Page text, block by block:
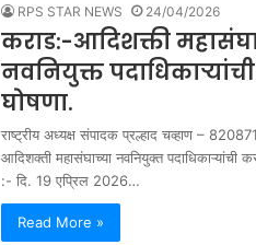
RPS STAR NEWS 24/04/2026
कराड:-आदिशक्ती
नवनियुक्त
घोषणा.
राष्ट्रीय अध्यक्ष संपादक प्रल्हाद चव्हाण –
आदिशक्ती महासंघाच्या नवनियुक्त पदाधिकाऱ्यांची
:- दि. 19 एप्रिल 2026…
Read More »